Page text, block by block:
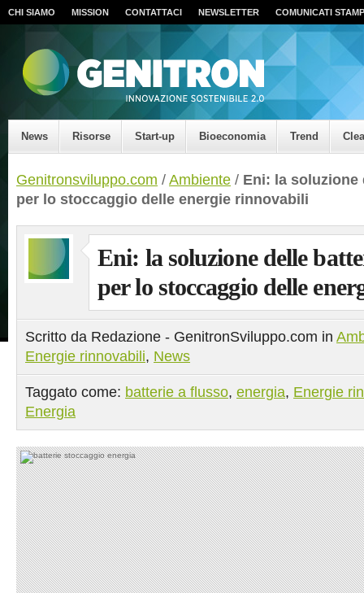
CHI SIAMO MISSION CONTATTACI NEWSLETTER COMUNICATI
News Risorse Start-up Bioeconomia Trend
Genitronsviluppo.com / Ambiente / Eni: la soluzione
per lo stoccaggio delle energie rinnovabili
Eni: la soluzione delle
per lo stoccaggio delle
Scritto da Redazione - GenitronSviluppo.com in
Energie rinnovabili, News
Taggato come: batterie a flusso, energia, Energie
Energia